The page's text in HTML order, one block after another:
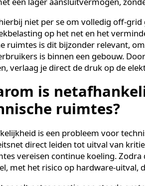
elektrisch vermogen nodig heeft
te gebruiken die
met een lager
hierbij niet per se om volledig
piekbelasting op het net en het
ruimtes is dit bijzonder
is binnen een
is
ruimtes?